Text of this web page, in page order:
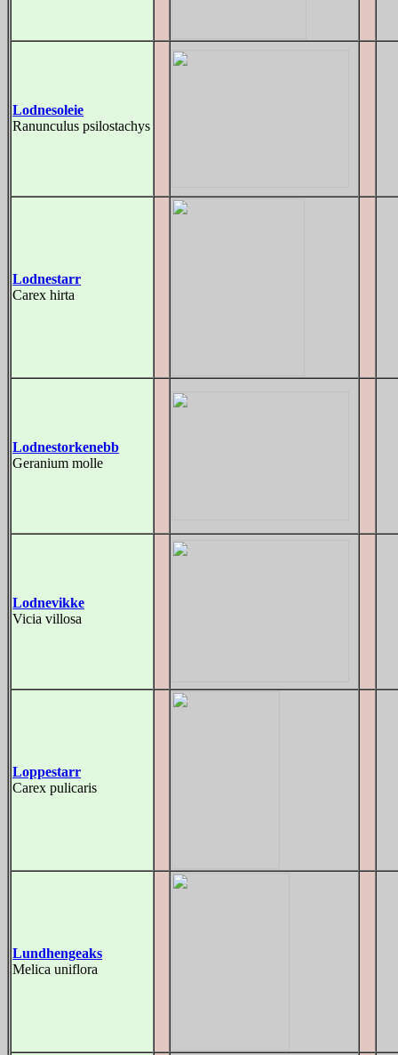
Lodnesoleie
Ranunculus psilostachys
Lodnestarr
Carex hirta
Lodnestorkenebb
Geranium molle
Lodnevikke
Vicia villosa
Loppestarr
Carex pulicaris
Lundhengeaks
Melica uniflora